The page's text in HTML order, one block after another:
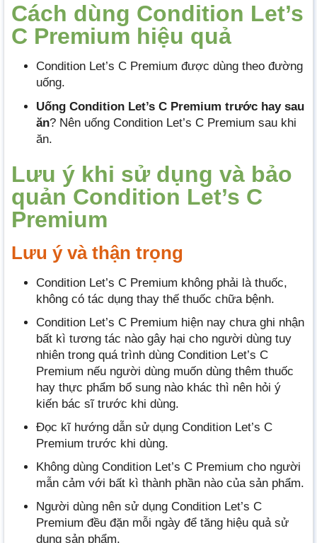
Cách dùng Condition Let’s
C Premium hiệu quả
Condition Let’s C Premium được dùng theo đường
uống.
Uống Condition Let’s C Premium trước hay sau
ăn? Nên uống Condition Let’s C Premium sau khi
ăn.
Lưu ý khi sử dụng và bảo
quản Condition Let’s C
Premium
Lưu ý và thận trọng
Condition Let’s C Premium không phải là thuốc,
không có tác dụng thay thế thuốc chữa bệnh.
Condition Let’s C Premium hiện nay chưa ghi nhận
bất kì tương tác nào gây hại cho người dùng tuy
nhiên trong quá trình dùng Condition Let’s C
Premium nếu người dùng muốn dùng thêm thuốc
hay thực phẩm bổ sung nào khác thì nên hỏi ý
kiến bác sĩ trước khi dùng.
Đọc kĩ hướng dẫn sử dụng Condition Let’s C
Premium trước khi dùng.
Không dùng Condition Let’s C Premium cho người
mẫn cảm với bất kì thành phần nào của sản phẩm.
Người dùng nên sử dụng Condition Let’s C
Premium đều đặn mỗi ngày để tăng hiệu quả sử
dụng sản phẩm.